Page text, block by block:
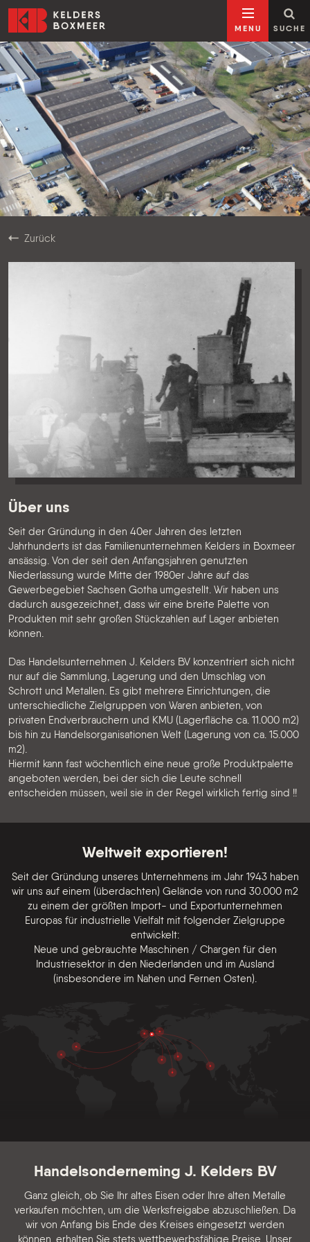
Zum Inhalt springen
Kelders Boxmeer
MENU SUCHE
Zurück
Über uns
Seit der Gründung in den 40er Jahren des letzten
Jahrhunderts ist das Familienunternehmen Kelders in Boxmeer
ansässig. Von der seit den Anfangsjahren genutzten
Niederlassung wurde Mitte der 1980er Jahre auf das
Gewerbegebiet Sachsen Gotha umgestellt. Wir haben uns
dadurch ausgezeichnet, dass wir eine breite Palette von
Produkten mit sehr großen Stückzahlen auf Lager anbieten
können.
Das Handelsunternehmen J. Kelders BV konzentriert sich nicht
nur auf die Sammlung, Lagerung und den Umschlag von
Schrott und Metallen. Es gibt mehrere Einrichtungen, die
unterschiedliche Zielgruppen von Waren anbieten, von
privaten Endverbrauchern und KMU (Lagerfläche ca. 11.000 m2)
bis hin zu Handelsorganisationen Welt (Lagerung von ca. 15.000
m2).
Hiermit kann fast wöchentlich eine neue große Produktpalette
angeboten werden, bei der sich die Leute schnell
entscheiden müssen, weil sie in der Regel wirklich fertig sind !!
Weltweit exportieren!
Seit der Gründung unseres Unternehmens im Jahr 1943 haben
wir uns auf einem (überdachten) Gelände von rund 30.000 m2
zu einem der größten Import- und Exportunternehmen
Europas für industrielle Vielfalt mit folgender Zielgruppe
entwickelt:
Neue und gebrauchte Maschinen / Chargen für den
Industriesektor in den Niederlanden und im Ausland
(insbesondere im Nahen und Fernen Osten).
Handelsonderneming J. Kelders BV
Ganz gleich, ob Sie Ihr altes Eisen oder Ihre alten Metalle
verkaufen möchten, um die Werksfreigabe abzuschließen. Da
wir von Anfang bis Ende des Kreises eingesetzt werden
können, erhalten Sie stets wettbewerbsfähige Preise. Unser